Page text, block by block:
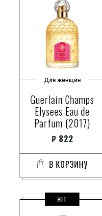
Для женщин
Guerlain Champs
Elysees Eau de
Parfum (2017)
₽ 822
В КОРЗИНУ
HIT